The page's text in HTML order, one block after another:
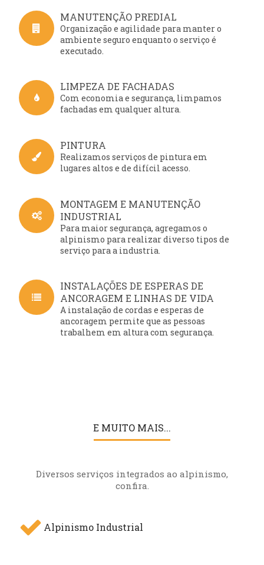
MANUTENÇÃO PREDIAL
Organização e agilidade para manter o
ambiente seguro enquanto o serviço é
executado.
LIMPEZA DE FACHADAS
Com economia e segurança, limpamos
fachadas em qualquer altura.
PINTURA
Realizamos serviços de pintura em
lugares altos e de difícil acesso.
MONTAGEM E MANUTENÇÃO
INDUSTRIAL
Para maior segurança, agregamos o
alpinismo para realizar diverso tipos de
serviço para a industria.
INSTALAÇÕES DE ESPERAS DE
ANCORAGEM E LINHAS DE VIDA
A instalação de cordas e esperas de
ancoragem permite que as pessoas
trabalhem em altura com segurança.
E MUITO MAIS...
Diversos serviços integrados ao alpinismo,
confira.
Alpinismo Industrial